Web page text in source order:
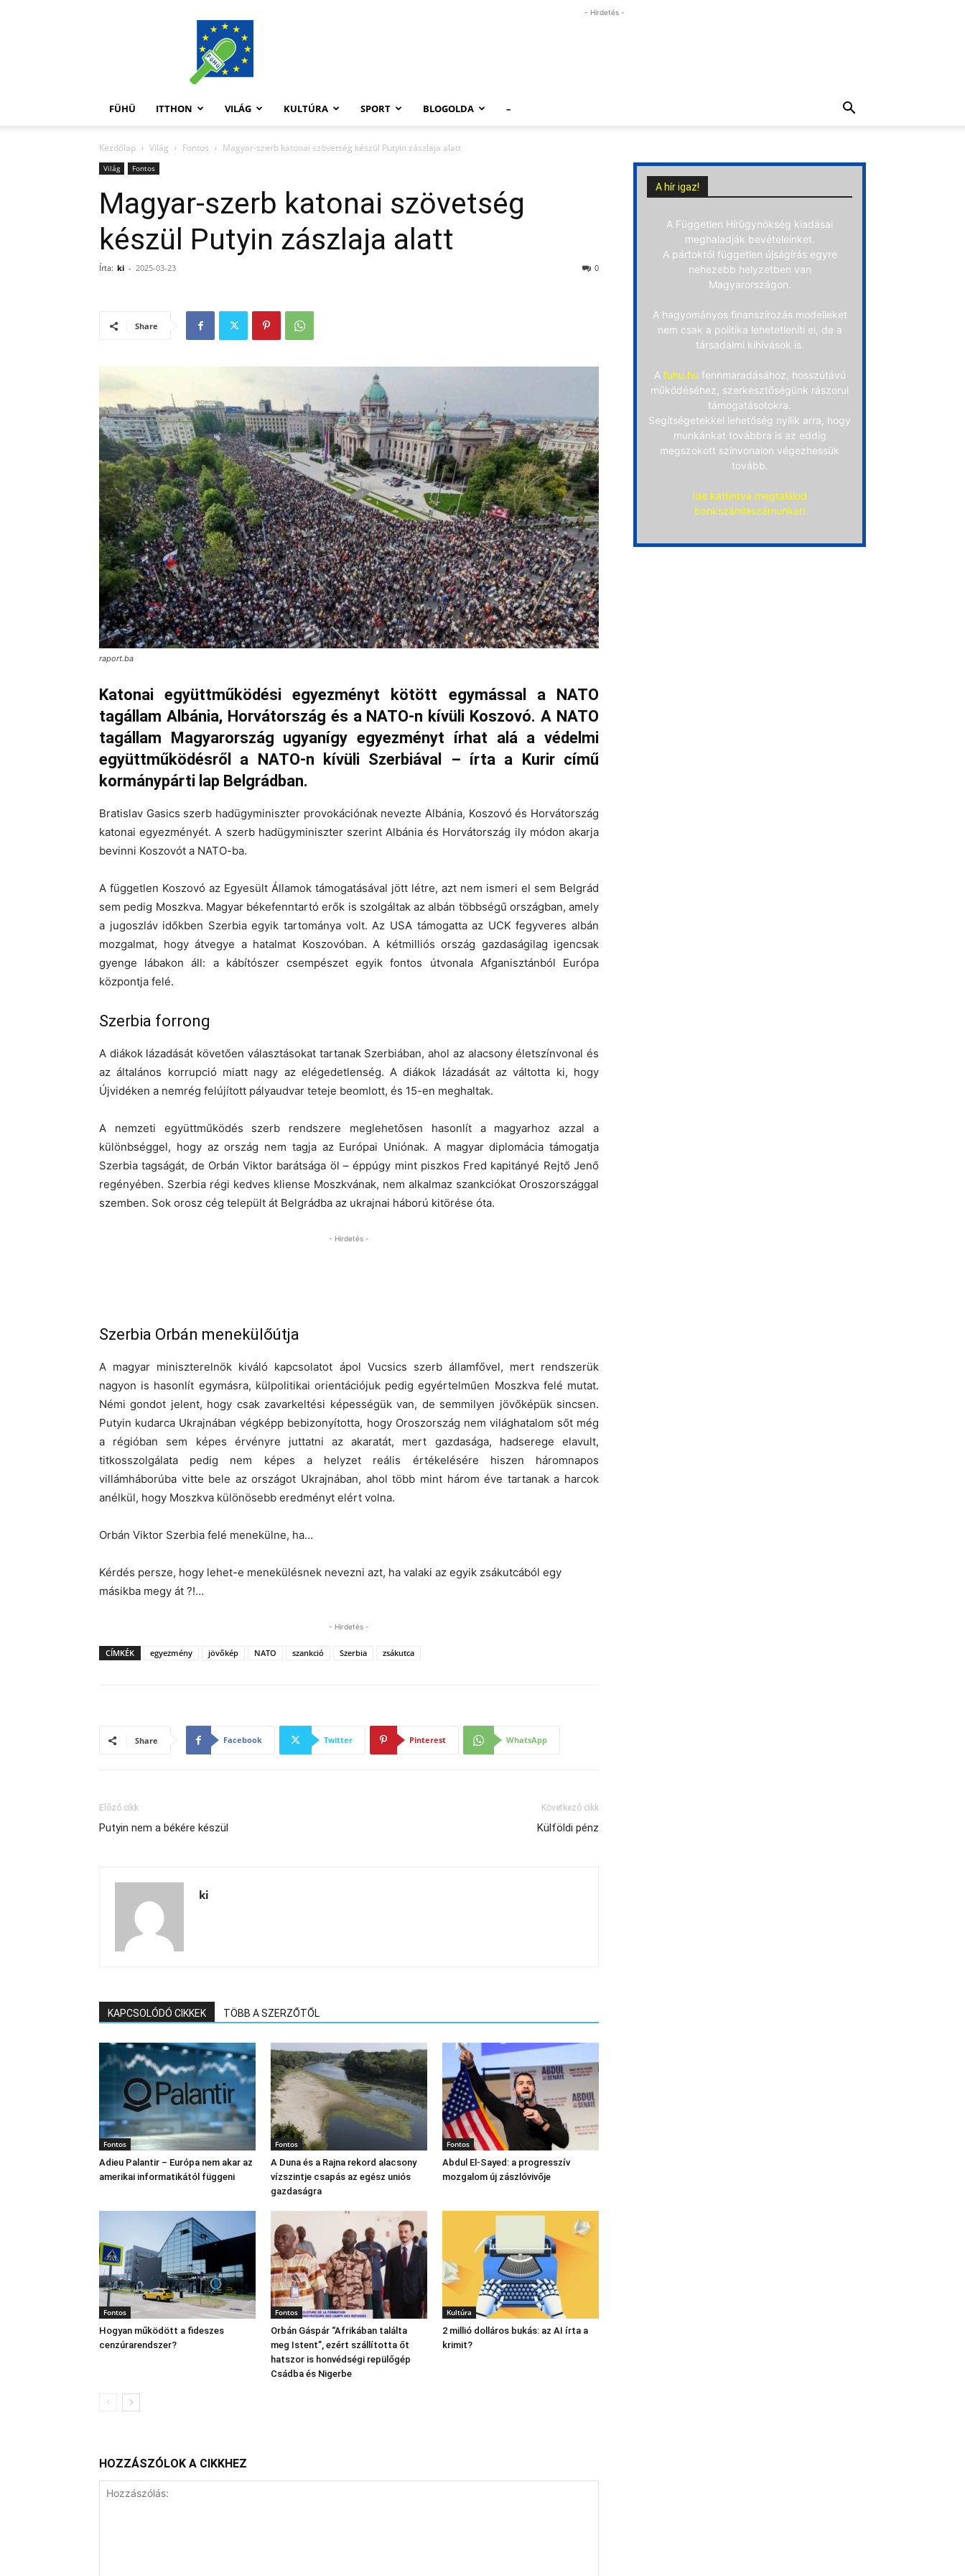
FüHü
- Hirdetés -
FÜHÜ ITTHON VILÁG KULTÚRA SPORT BLOGOLDA –
Kezdőlap Világ Fontos Magyar-szerb katonai szövetség készül Putyin zászlaja alatt
Világ Fontos
Magyar-szerb katonai szövetség
készül Putyin zászlaja alatt
Írta: ki - 2025-03-23 0
Share
raport.ba
Katonai együttműködési egyezményt kötött egymással a NATO
tagállam Albánia, Horvátország és a NATO-n kívüli Koszovó. A NATO
tagállam Magyarország ugyanígy egyezményt írhat alá a védelmi
együttműködésről a NATO-n kívüli Szerbiával – írta a Kurir című
kormánypárti lap Belgrádban.
Bratislav Gasics szerb hadügyminiszter provokációnak nevezte Albánia, Koszovó és Horvátország
katonai egyezményét. A szerb hadügyminiszter szerint Albánia és Horvátország ily módon akarja
bevinni Koszovót a NATO-ba.
A független Koszovó az Egyesült Államok támogatásával jött létre, azt nem ismeri el sem Belgrád
sem pedig Moszkva. Magyar békefenntartó erők is szolgáltak az albán többségű országban, amely
a jugoszláv időkben Szerbia egyik tartománya volt. Az USA támogatta az UCK fegyveres albán
mozgalmat, hogy átvegye a hatalmat Koszovóban. A kétmilliós ország gazdaságilag igencsak
gyenge lábakon áll: a kábítószer csempészet egyik fontos útvonala Afganisztánból Európa
központja felé.
Szerbia forrong
A diákok lázadását követően választásokat tartanak Szerbiában, ahol az alacsony életszínvonal és
az általános korrupció miatt nagy az elégedetlenség. A diákok lázadását az váltotta ki, hogy
Újvidéken a nemrég felújított pályaudvar teteje beomlott, és 15-en meghaltak.
A nemzeti együttműködés szerb rendszere meglehetősen hasonlít a magyarhoz azzal a
különbséggel, hogy az ország nem tagja az Európai Uniónak. A magyar diplomácia támogatja
Szerbia tagságát, de Orbán Viktor barátsága öl – éppúgy mint piszkos Fred kapitányé Rejtő Jenő
regényében. Szerbia régi kedves kliense Moszkvának, nem alkalmaz szankciókat Oroszországgal
szemben. Sok orosz cég települt át Belgrádba az ukrajnai háború kitörése óta.
- Hirdetés -
Szerbia Orbán menekülőútja
A magyar miniszterelnök kiváló kapcsolatot ápol Vucsics szerb államfővel, mert rendszerük
nagyon is hasonlít egymásra, külpolitikai orientációjuk pedig egyértelműen Moszkva felé mutat.
Némi gondot jelent, hogy csak zavarkeltési képességük van, de semmilyen jövőképük sincsen.
Putyin kudarca Ukrajnában végképp bebizonyította, hogy Oroszország nem világhatalom sőt még
a régióban sem képes érvényre juttatni az akaratát, mert gazdasága, hadserege elavult,
titkosszolgálata pedig nem képes a helyzet reális értékelésére hiszen háromnapos
villámháborúba vitte bele az országot Ukrajnában, ahol több mint három éve tartanak a harcok
anélkül, hogy Moszkva különösebb eredményt elért volna.
Orbán Viktor Szerbia felé menekülne, ha…
Kérdés persze, hogy lehet-e menekülésnek nevezni azt, ha valaki az egyik zsákutcából egy
másikba megy át ?!…
- Hirdetés -
CÍMKÉK egyezmény jövőkép NATO szankció Szerbia zsákutca
Share Facebook Twitter Pinterest WhatsApp
Előző cikk
Putyin nem a békére készül
Következő cikk
Külföldi pénz
ki
KAPCSOLÓDÓ CIKKEK TÖBB A SZERZŐTŐL
Fontos
Adieu Palantir – Európa nem akar az
amerikai informatikától függeni
Fontos
A Duna és a Rajna rekord alacsony
vízszintje csapás az egész uniós
gazdaságra
Fontos
Abdul El‑Sayed: a progresszív
mozgalom új zászlóvivője
Fontos
Hogyan működött a fideszes
cenzúrarendszer?
Fontos
Orbán Gáspár “Afrikában találta
meg Istent”, ezért szállította őt
hatszor is honvédségi repülőgép
Csádba és Nigerbe
Kultúra
2 millió dolláros bukás: az AI írta a
krimit?
HOZZÁSZÓLOK A CIKKHEZ
A hír igaz!
A Független Hírügynökség kiadásai
meghaladják bevételeinket.
A pártoktól független újságírás egyre
nehezebb helyzetben van
Magyarországon.
A hagyományos finanszírozás modelleket
nem csak a politika lehetetleníti el, de a
társadalmi kihívások is.
A fuhu.hu fennmaradásához, hosszútávú
működéséhez, szerkesztőségünk rászorul
támogatásotokra.
Segítségetekkel lehetőség nyílik arra, hogy
munkánkat továbbra is az eddig
megszokott színvonalon végezhessük
tovább.
Ide kattintva megtalálod
bankszámlaszámunkat!